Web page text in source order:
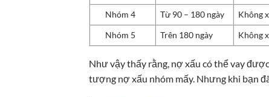
Nhóm 4
Từ 90 – 180 ngày
Không
Nhóm 5
Trên 180 ngày Không
Như vậy thấy rằng, nợ xấu có thể vay
tượng nợ xấu nhóm mấy. Nhưng khi bạn